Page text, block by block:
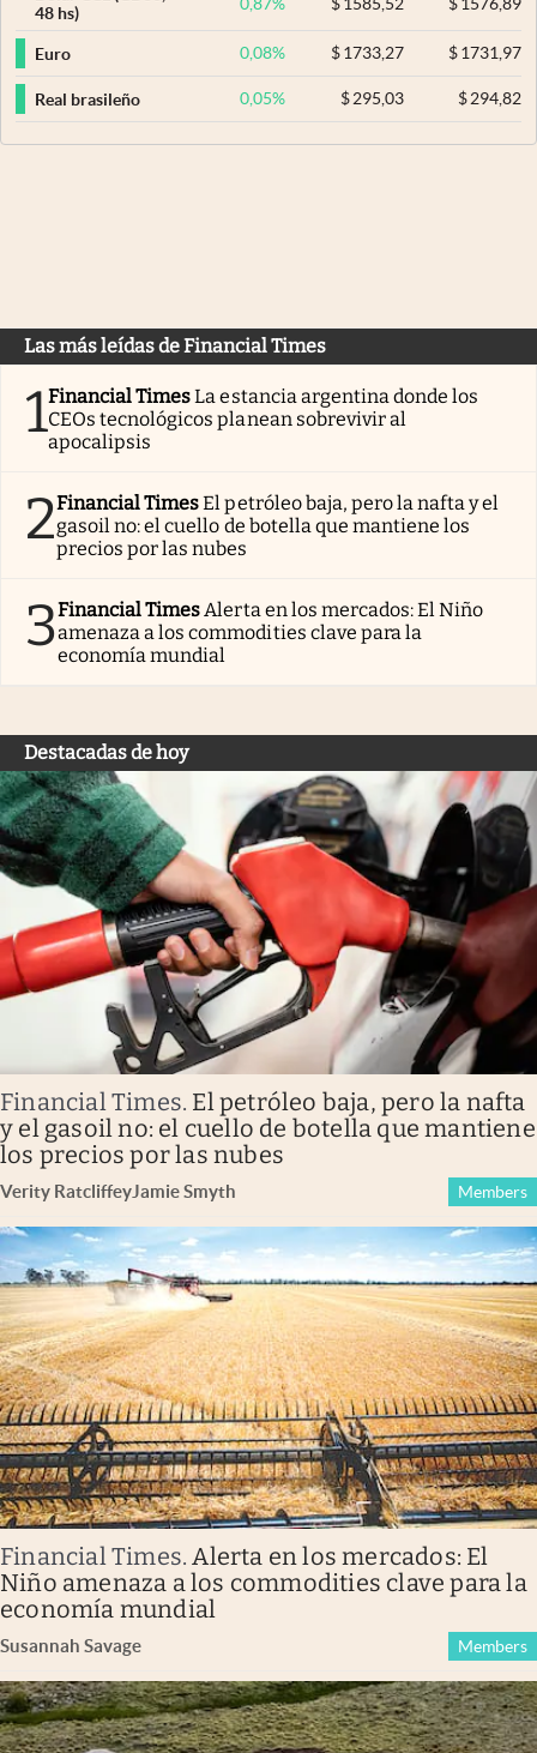
48 hs)
Euro 0,08% $ 1733,27 $1731,97
Real brasileño 0,05% $295,03 $294,82
Las más leídas de Financial Times
1Financial TimesLa estancia argentina donde los
CEOs tecnológicos planean sobrevivir al
apocalipsis
2Financial TimesEl petróleo baja, pero la nafta y el
gasoil no: el cuello de botella que mantiene los
precios por las nubes
3Financial TimesAlerta en los mercados: El Niño
amenaza a los commodities clave para la
economía mundial
Destacadas de hoy
Financial Times. El petróleo baja, pero la nafta
y el gasoil no: el cuello de botella que mantiene
los precios por las nubes
Verity RatcliffeyJamie Smyth Members
Financial Times.Alerta en los mercados: El
Niño amenaza a los commodities clave para la
economía mundial
Susannah Savage Members